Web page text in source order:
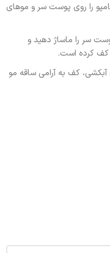
را روی پوست سر و موهای
سر را ماساژ دهید و
کف کرده است.
آبکشی، کف به آرامی ساقه مو